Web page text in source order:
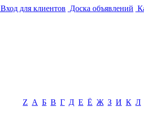
Вход для клиентов Доска объявлений
Z А Б В Г Д Е Ё Ж З И К Л